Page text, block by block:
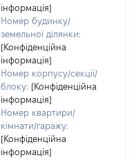
інформація]
Номер будинку/
земельної ділянки:
[Конфіденційна
інформація]
Номер корпусу/секції/
блоку: [Конфіденційна
інформація]
Номер квартири/
кімнати/гаражу:
[Конфіденційна
інформація]